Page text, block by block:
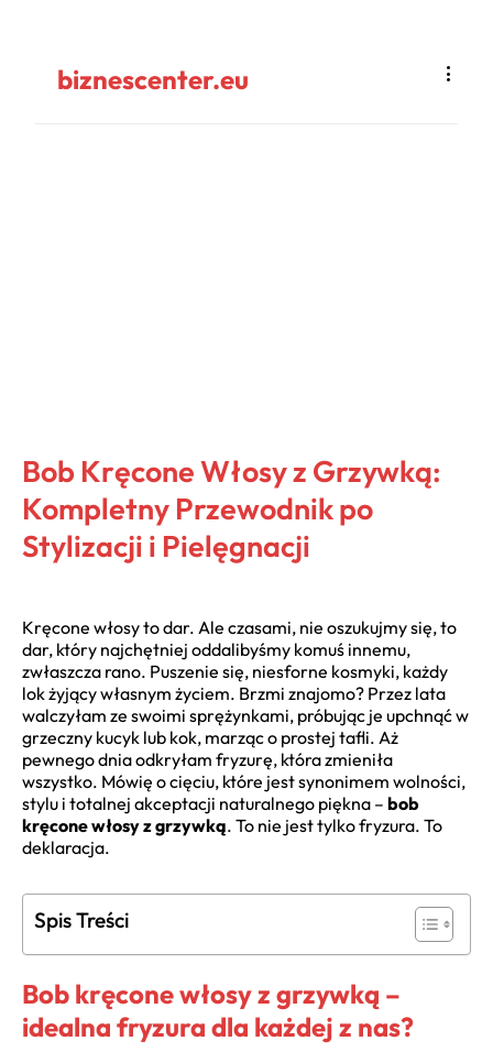
biznescenter.eu
Bob Kręcone Włosy z Grzywką:
Kompletny Przewodnik po
Stylizacji i Pielęgnacji
Kręcone włosy to dar. Ale czasami, nie oszukujmy się, to
dar, który najchętniej oddalibyśmy komuś innemu,
zwłaszcza rano. Puszenie się, niesforne kosmyki, każdy
lok żyjący własnym życiem. Brzmi znajomo? Przez lata
walczyłam ze swoimi sprężynkami, próbując je upchnąć w
grzeczny kucyk lub kok, marząc o prostej tafli. Aż
pewnego dnia odkryłam fryzurę, która zmieniła
wszystko. Mówię o cięciu, które jest synonimem wolności,
stylu i totalnej akceptacji naturalnego piękna – bob
kręcone włosy z grzywką. To nie jest tylko fryzura. To
deklaracja.
Spis Treści
Bob kręcone włosy z grzywką –
idealna fryzura dla każdej z nas?